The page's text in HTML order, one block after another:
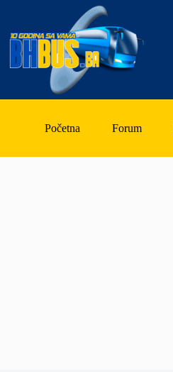
content
Početna Forum